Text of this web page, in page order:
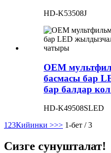
HD-K53508J
OEM
басмасы бар
бар балдар
HD-K49508SLED
1 23Кийинки >>> 1-бет / 3
Сизге сунушталат!